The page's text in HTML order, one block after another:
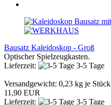
Bausatz Kaleidoskop - Groß
Optischer Spielzeugkasten.
Lieferzeit:
3-5 Tage
Versandgewicht: 0,23 kg je Stück
11,90 EUR
Lieferzeit:
3-5 Tage